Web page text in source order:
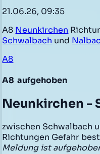
21.06.26, 09:35
A8 Neunkirchen
Schwalbach und
A8
A8 aufgehoben
Neunkirchen -
zwischen Schwalbach
Richtungen Gefahr
Meldung ist